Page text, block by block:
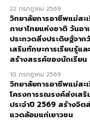
22 กรกฎาคม 2569
วิทยาลัยการอาชีพแม่สะ
ภาษาไทยแห่งชาติ วันอา
ประกวดสิ่งประดิษฐ์จาก
เสริมทักษะการเรียนรู้แ
สร้างสรรค์ของนักเรีย
10 กรกฎาคม 2569
วิทยาลัยการอาชีพแม่สะ
โครงการรณรงค์ส่งเส
ประจำปี 2569 สร้างจิต
แวดล้อมแก่เยาวชน